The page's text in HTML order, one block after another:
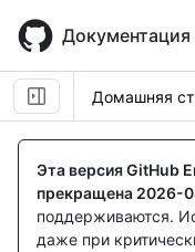
main
content
Домашняя
Эта версия GitHub
прекращена 2026-
поддерживаются.
даже при